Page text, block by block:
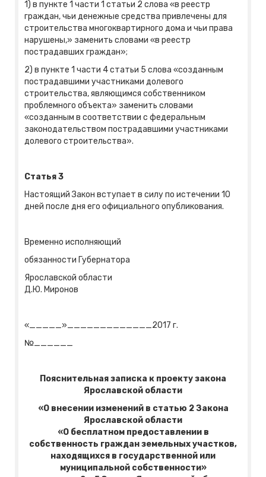
1) в пункте 1 части 1 статьи 2 слова «в реестр
граждан, чьи денежные средства привлечены для
строительства многоквартирного дома и чьи права
нарушены,» заменить словами «в реестр
пострадавших граждан»;
2) в пункте 1 части 4 статьи 5 слова «созданным
пострадавшими участниками долевого
строительства, являющимся собственником
проблемного объекта» заменить словами
«созданным в соответствии с федеральным
законодательством пострадавшими участниками
долевого строительства».
Статья 3
Настоящий Закон вступает в силу по истечении 10
дней после дня его официального опубликования.
Временно исполняющий
обязанности Губернатора
Ярославской области
Д.Ю. Миронов
«_____»_____________2017 г.
№______
Пояснительная записка к проекту закона
Ярославской области
«О внесении изменений в статью 2 Закона
Ярославской области
«О бесплатном предоставлении в
собственность граждан земельных участков,
находящихся в государственной или
муниципальной собственности»